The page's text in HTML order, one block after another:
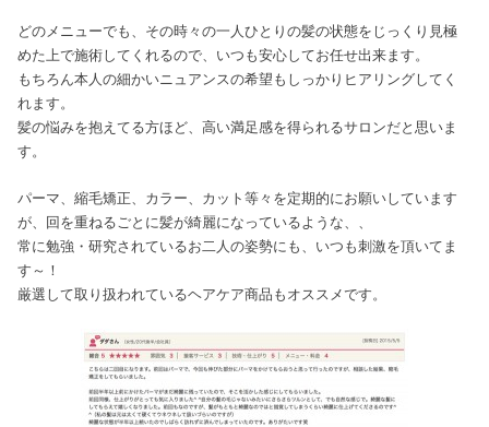
どのメニューでも、その時々の一人ひとりの髪の状態をじっくり見極
めた上で施術してくれるので、いつも安心してお任せ出来ます。
もちろん本人の細かいニュアンスの希望もしっかりヒアリングしてく
れます。
髪の悩みを抱えてる方ほど、高い満足感を得られるサロンだと思いま
す。
パーマ、縮毛矯正、カラー、カット等々を定期的にお願いしています
が、回を重ねるごとに髪が綺麗になっているような、、
常に勉強・研究されているお二人の姿勢にも、いつも刺激を頂いてま
す～！
厳選して取り扱われているヘアケア商品もオススメです。